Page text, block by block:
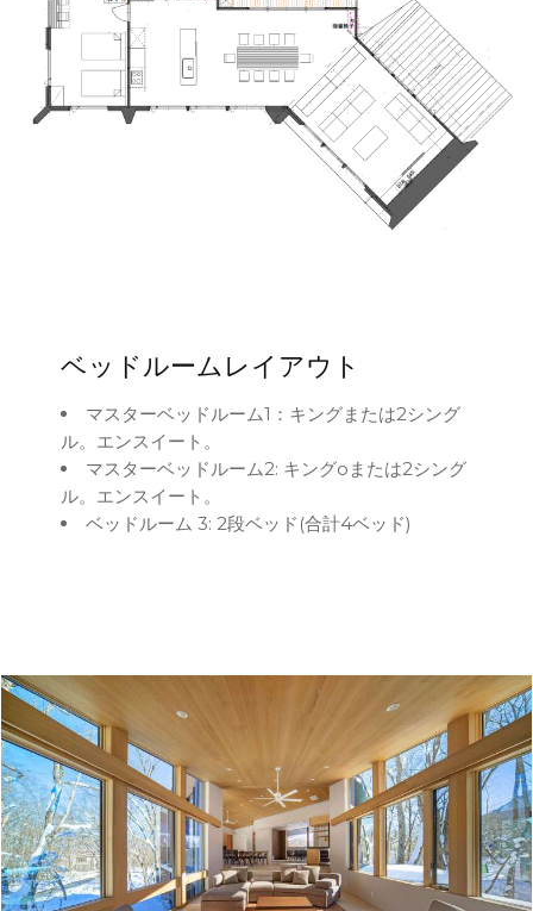
ベッドルームレイアウト
マスターベッドルーム1：キングまたは2シング
ル。エンスイート。
マスターベッドルーム2: キングoまたは2シング
ル。エンスイート。
ベッドルーム 3: 2段ベッド(合計4ベッド)